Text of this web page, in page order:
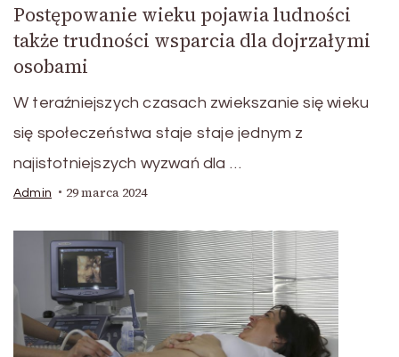
Postępowanie wieku pojawia ludności
także trudności wsparcia dla dojrzałymi
osobami
W teraźniejszych czasach zwiekszanie się wieku
się społeczeństwa staje staje jednym z
najistotniejszych wyzwań dla …
Admin 29 marca 2024